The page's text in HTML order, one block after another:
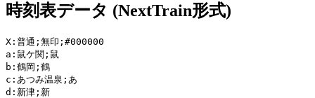
時刻表データ (NextTrain形式)
X:普通;無印;#000000
a:鼠ケ関;鼠
b:鶴岡;鶴
c:あつみ温泉;あ
d:新津;新